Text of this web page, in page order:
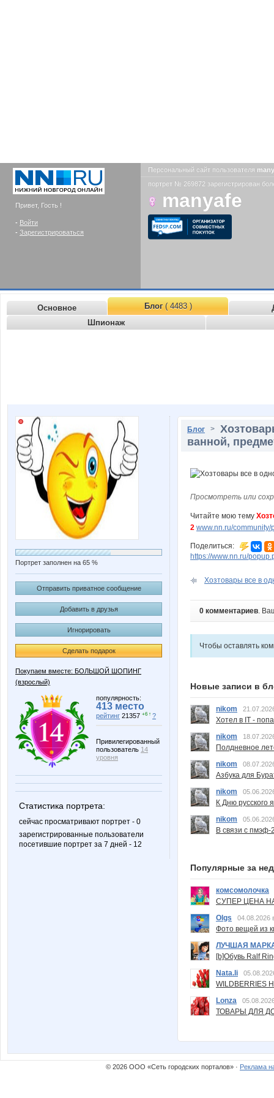
Привет, Гость !
- Войти
- Зарегистрироваться
Персональный сайт пользователя
портрет № 269872 зарегистрирован
manyafe
Основное Блог( 4483 )
Шпионаж
Портрет заполнен на 65 %
Отправить приватное сообщение
Добавить в друзья
Игнорировать
Сделать подарок
Покупаем вместе: БОЛЬШОЙ ШОПИНГ
(взрослый)
популярность:
413 место
рейтинг 21357 +6 ↑ ?
Привилегированный
пользователь 14
уровня
Статистика портрета:
сейчас просматривают портрет - 0
зарегистрированные пользователи
посетившие портрет за 7 дней - 12
Блог >
ванной,
Просмотреть или
Читайте мою тему
2 www.nn.ru/
Поделиться:
https://www.nn.ru/
Хозтовары все в
0 комментариев.
Чтобы оставлять
Новые записи в
nikom
Хотел в IT -
nikom
Полдневное
nikom
Азбука для
nikom
К Дню русского
nikom
В связи с пмэф-
Популярные за
комсомолочка
СУПЕР ЦЕНА
Olgs
04.08.2026
Фото вещей из
ЛУЧШАЯ
[b]Обувь Ralf
Nata.li
Lonza
ТОВАРЫ ДЛЯ
© 2026 ООО «Сеть городских порталов» · Реклама